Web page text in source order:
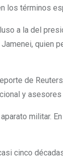
los términos
a la del
quien
de
y asesores
militar.
cinco